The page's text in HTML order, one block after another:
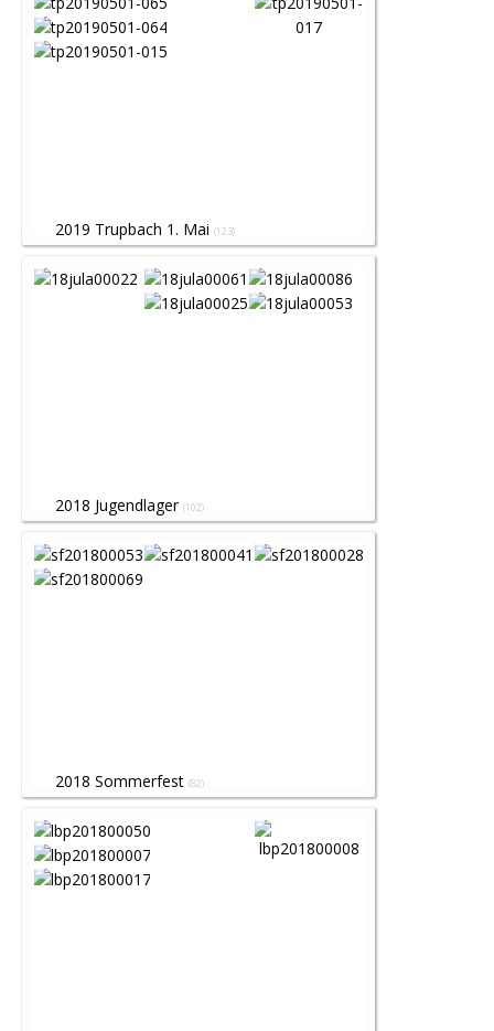
2019 Trupbach 1. Mai (123)
2018 Jugendlager (102)
2018 Sommerfest (82)